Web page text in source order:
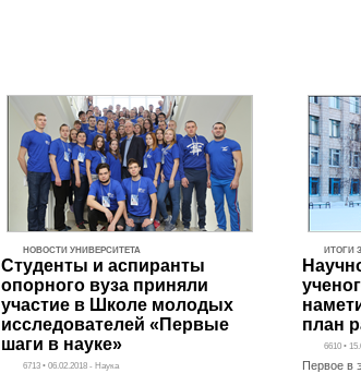
НОВОСТИ УНИВЕРСИТЕТА
Студенты и аспиранты
опорного вуза приняли
участие в Школе молодых
исследователей «Первые
шаги в науке»
6713 • 06.02.2018 - Наука
ИТОГИ
план
6610 •
Первое в